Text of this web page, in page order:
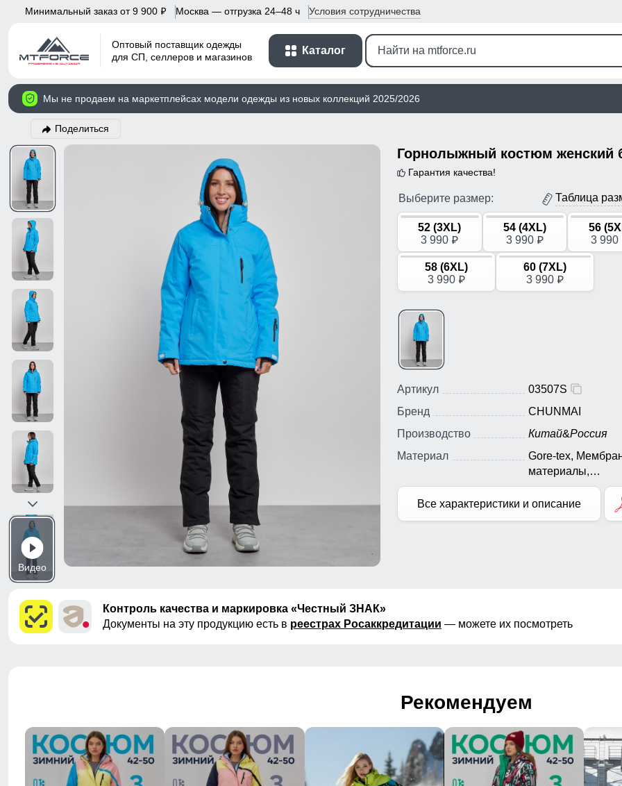
Минимальный заказ от 9 900 p Москва — отгрузка 24–48 ч Условия сотрудничества
Оптовый поставщик одежды
для СП, селлеров и магазинов
Каталог
Мы не продаем на маркетплейсах модели одежды из новых коллекций 2025/2026
Поделиться
Видео
Гарантия качества!
Выберите размер: Таблица
52 (3XL)
3 990 p
54 (4XL)
3 990 p
56
3 990
58 (6XL)
3 990 p
60 (7XL)
3 990 p
Артикул
03507S
Бренд
CHUNMAI
Производство
Китай&Россия
Материал
Gore-tex,
материалы,
Натуральные
материалы,
Плащевка,
Все характеристики и описание
Контроль качества и маркировка «Честный ЗНАК»
Документы на эту продукцию есть в реестрах Росаккредитации — можете их посмотреть
Рекомендуем